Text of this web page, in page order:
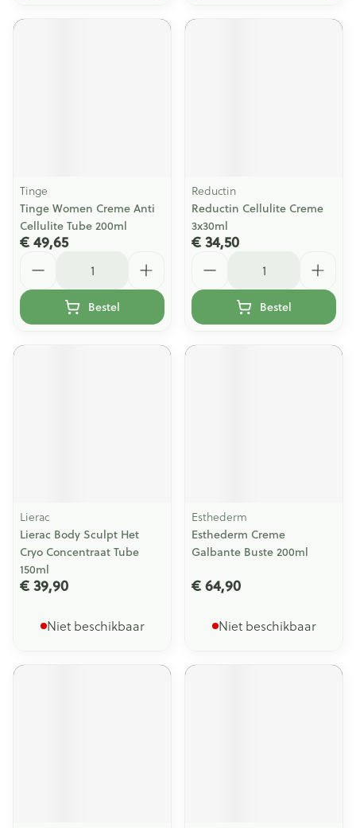
Tinge
Tinge Women Creme Anti
Cellulite Tube 200ml
€ 49,65
Bestel
Reductin
Reductin Cellulite Creme
3x30ml
€ 34,50
Bestel
Lierac
Lierac Body Sculpt Het
Cryo Concentraat Tube
150ml
€ 39,90
Niet beschikbaar
Esthederm
Esthederm Creme
Galbante Buste 200ml
€ 64,90
Niet beschikbaar